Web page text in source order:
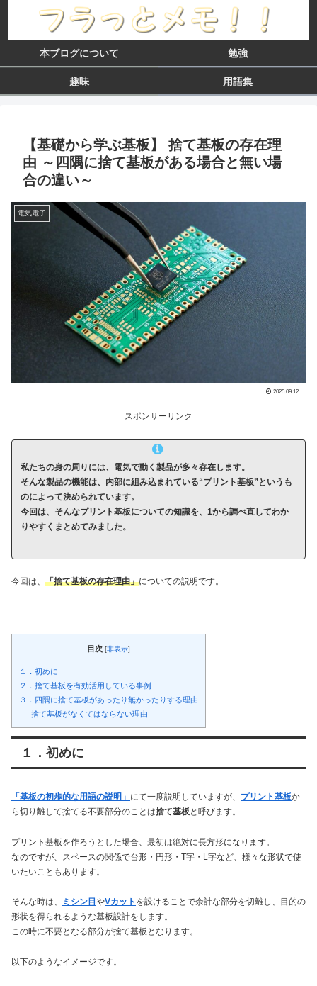
本ブログについて 勉強
趣味 用語集
【基礎から学ぶ基板】 捨て基板の存在理
由 ～四隅に捨て基板がある場合と無い場
合の違い～
電気電子
2025.09.12
スポンサーリンク
私たちの身の周りには、電気で動く製品が多々存在します。
そんな製品の機能は、内部に組み込まれている“プリント基板”というも
のによって決められています。
今回は、そんなプリント基板についての知識を、1から調べ直してわか
りやすくまとめてみました。
今回は、 「捨て基板の存在理由」についての説明です。
目次 [非表示]
１．初めに
２．捨て基板を有効活用している事例
３．四隅に捨て基板があったり無かったりする理由
捨て基板がなくてはならない理由
１．初めに
「基板の初歩的な用語の説明」 にて一度説明していますが、 プリント基板か
ら切り離して捨てる不要部分のことは捨て基板と呼びます。
プリント基板を作ろうとした場合、最初は絶対に長方形になります。
なのですが、スペースの関係で台形・円形・T字・L字など、様々な形状で使
いたいこともあります。
そんな時は、 ミシン目 やVカット を設けることで余計な部分を切離し、目的の
形状を得られるような基板設計をします。
この時に不要となる部分が捨て基板となります。
以下のようなイメージです。